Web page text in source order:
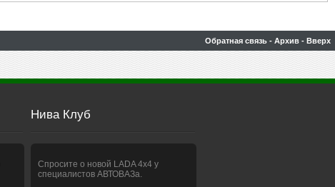
Обратная связь - Архив - Вверх
Нива Клуб
Спросите о новой LADA 4x4 у
специалистов АВТОВАЗа.